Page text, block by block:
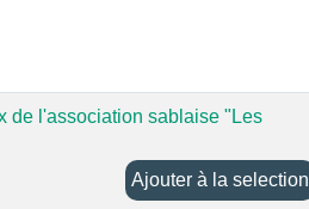
de l'association sablaise "Les
Ajouter à la selection